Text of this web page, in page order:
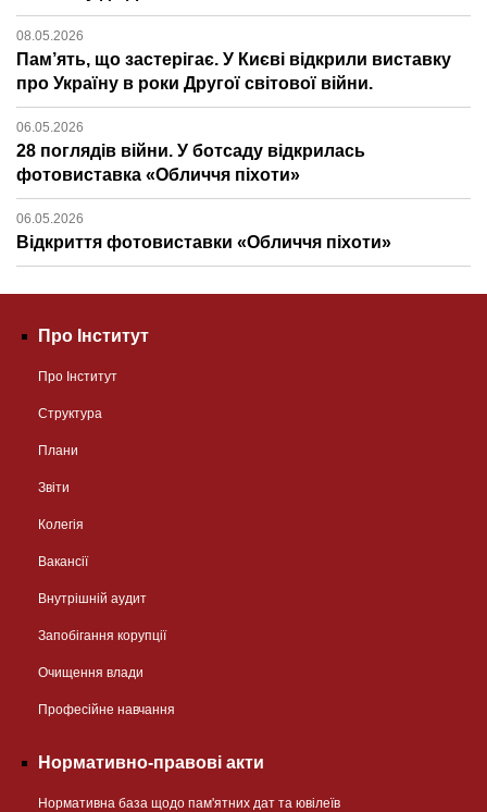
08.05.2026
Пам’ять, що застерігає. У Києві відкрили виставку
про Україну в роки Другої світової війни.
06.05.2026
28 поглядів війни. У ботсаду відкрилась
фотовиставка «Обличчя піхоти»
06.05.2026
Відкриття фотовиставки «Обличчя піхоти»
Про Інститут
Про Інститут
Структура
Плани
Звіти
Колегія
Вакансії
Внутрішній аудит
Запобігання корупції
Очищення влади
Професійне навчання
Нормативно-правові акти
Нормативна база щодо пам'ятних дат та ювілеїв